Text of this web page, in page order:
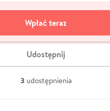
Wpłać teraz
Udostępnij
3 udostępnienia